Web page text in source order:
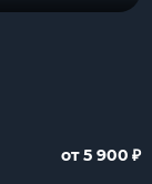
от 5 900 ₽